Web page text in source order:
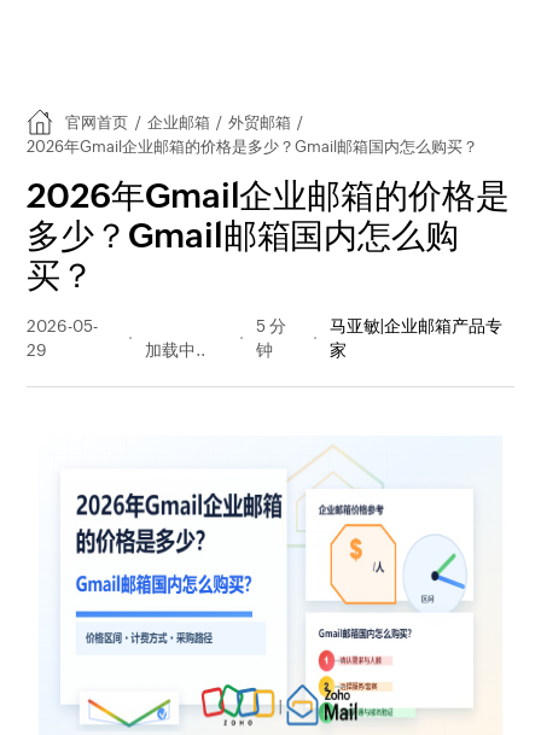
官网首页 / 企业邮箱 / 外贸邮箱 /
2026年Gmail企业邮箱的价格是多少？Gmail邮箱国内怎么购买？
2026年Gmail企业邮箱的价格是
多少？Gmail邮箱国内怎么购
买？
2026-05-
29
量
5 分
钟
马亚敏|企业邮箱产品专
家